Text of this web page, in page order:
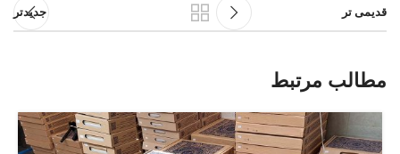
جدیدتر قدیمی تر
مطالب مرتبط